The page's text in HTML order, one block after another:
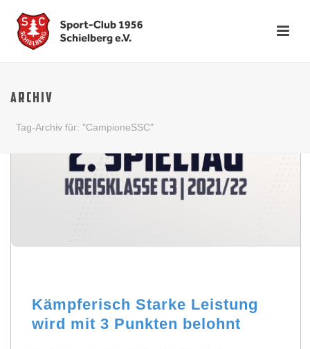
ARCHIV
Tag-Archiv für: "CampioneSSC"
Kämpferisch Starke Leistung
wird mit 3 Punkten belohnt